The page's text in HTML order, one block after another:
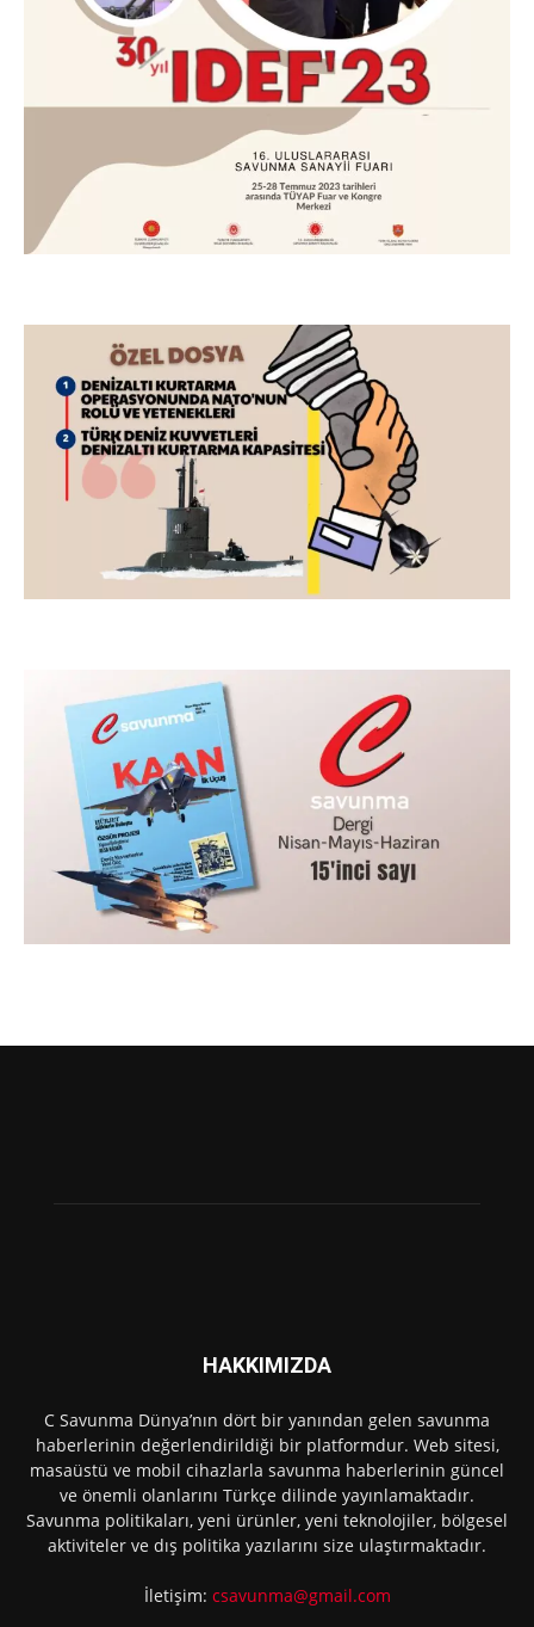
HAKKIMIZDA
C Savunma Dünya’nın dört bir yanından gelen savunma
haberlerinin değerlendirildiği bir platformdur. Web sitesi,
masaüstü ve mobil cihazlarla savunma haberlerinin güncel
ve önemli olanlarını Türkçe dilinde yayınlamaktadır.
Savunma politikaları, yeni ürünler, yeni teknolojiler, bölgesel
aktiviteler ve dış politika yazılarını size ulaştırmaktadır.
İletişim: csavunma@gmail.com